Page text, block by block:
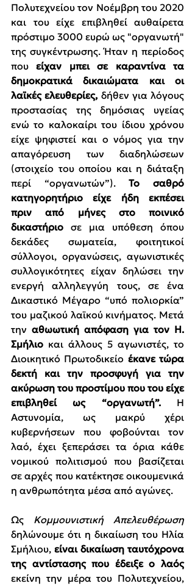
Πολυτεχνείου τον Νοέμβρη του 2020
και του είχε επιβληθεί αυθαίρετα
πρόστιμο 3000 ευρώ ως "οργανωτή"
της συγκέντρωσης. Ήταν η περίοδος
που είχαν μπει σε καραντίνα τα
δημοκρατικά δικαιώματα και οι
λαϊκές ελευθερίες, δήθεν για λόγους
προστασίας της δημόσιας υγείας
ενώ το καλοκαίρι του ίδιου χρόνου
είχε ψηφιστεί και ο νόμος για την
απαγόρευση των διαδηλώσεων
(στοιχείο του οποίου και η διάταξη
περί “οργανωτών”). Το σαθρό
κατηγορητήριο είχε ήδη εκπέσει
πριν από μήνες στο ποινικό
δικαστήριο σε μια υπόθεση όπου
δεκάδες σωματεία, φοιτητικοί
σύλλογοι, οργανώσεις, αγωνιστικές
συλλογικότητες είχαν δηλώσει την
ενεργή αλληλεγγύη τους, σε ένα
Δικαστικό Μέγαρο “υπό πολιορκία”
του μαζικού λαϊκού κινήματος. Μετά
την αθωωτική απόφαση για τον Η.
Σμήλιο και άλλους 5 αγωνιστές, το
Διοικητικό Πρωτοδικείο έκανε τώρα
δεκτή και την προσφυγή για την
ακύρωση του προστίμου που του είχε
επιβληθεί ως “οργανωτή”. Η
Αστυνομία, ως μακρύ χέρι
κυβερνήσεων που φοβούνται τον
λαό, έχει ξεπεράσει τα όρια κάθε
νομικού πολιτισμού που βασίζεται
σε αρχές που κατέκτησε οικουμενικά
η ανθρωπότητα μέσα από αγώνες.
Ως Κομμουνιστική Απελευθέρωση
δηλώνουμε ότι η δικαίωση του Ηλία
Σμήλιου, είναι δικαίωση ταυτόχρονα
της αντίστασης που έδειξε ο λαός
εκείνη την μέρα του Πολυτεχνείου,